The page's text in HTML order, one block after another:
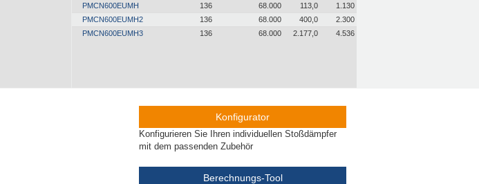
PMCN600EUMH
136 68.000 113,0
1.130
PMCN600EUMH2
136 68.000 400,0
2.300
PMCN600EUMH3
136 68.000 2.177,0 4.536
Konfigurator
Konfigurieren Sie Ihren individuellen Stoßdämpfer
mit dem passenden Zubehör
Berechnungs-Tool